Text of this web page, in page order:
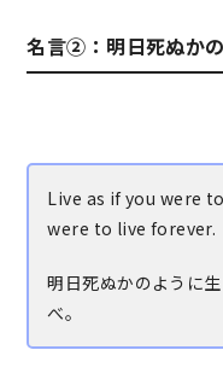
名言②：明日死ぬかの
Live as if you were
were to live forever.
明日死ぬかのように
べ。